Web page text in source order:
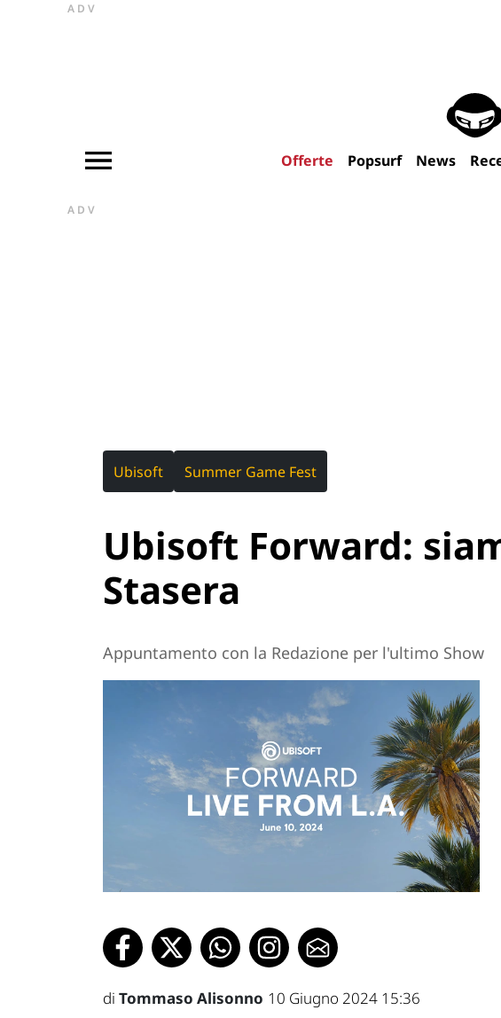
ADV
Offerte Popsurf News
ADV
Ubisoft Summer Game Fest
Ubisoft Forward:
Stasera
Appuntamento con la Redazione per l'ultimo Show
di Tommaso Alisonno 10 Giugno 2024 15:36